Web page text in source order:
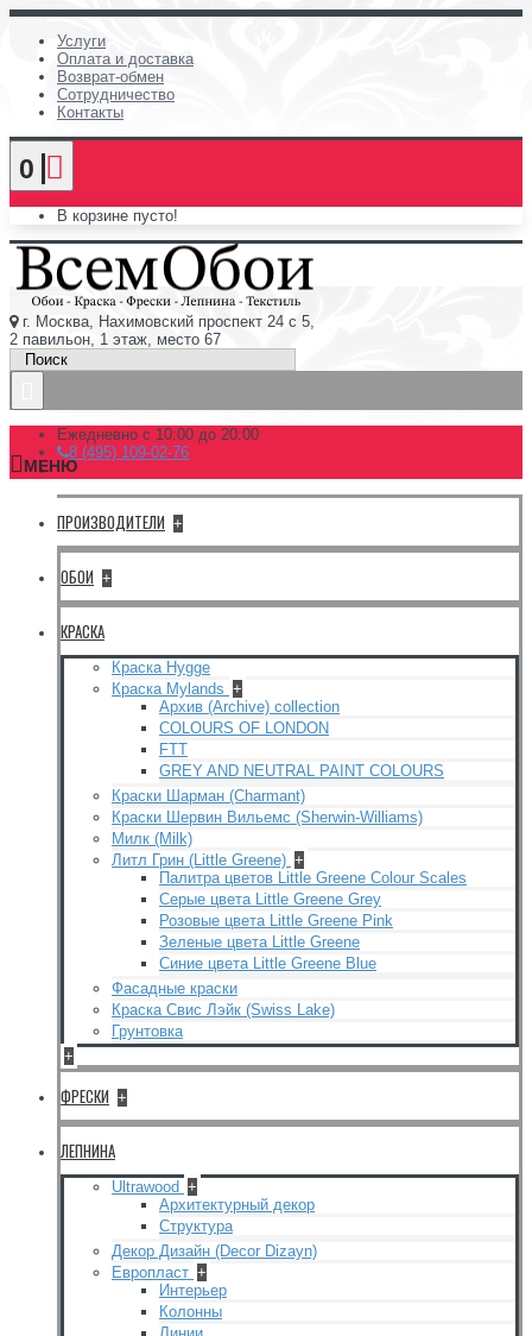
Услуги
Оплата и доставка
Возврат-обмен
Сотрудничество
Контакты
0
В корзине пусто!
г. Москва, Нахимовский проспект 24 с 5,
2 павильон, 1 этаж, место 67
Ежедневно с 10:00 до 20:00
8 (495) 109-02-76
МЕНЮ
ПРОИЗВОДИТЕЛИ +
ОБОИ +
КРАСКА
Краска Hygge
Краска Mylands +
Архив (Archive) collection
COLOURS OF LONDON
FTT
GREY AND NEUTRAL PAINT COLOURS
Краски Шарман (Charmant)
Краски Шервин Вильемс (Sherwin-Williams)
Милк (Milk)
Литл Грин (Little Greene) +
Палитра цветов Little Greene Colour Scales
Серые цвета Little Greene Grey
Розовые цвета Little Greene Pink
Зеленые цвета Little Greene
Синие цвета Little Greene Blue
Фасадные краски
Краска Свис Лэйк (Swiss Lake)
Грунтовка
+
ФРЕСКИ +
ЛЕПНИНА
Ultrawood +
Архитектурный декор
Структура
Декор Дизайн (Decor Dizayn)
Европласт +
Интерьер
Колонны